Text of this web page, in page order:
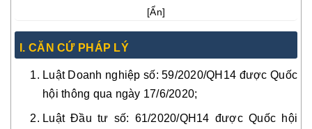
[Ẩn]
I. CĂN CỨ PHÁP LÝ
Luật Doanh nghiệp số: 59/2020/QH14 được Quốc
hội thông qua ngày 17/6/2020;
Luật Đầu tư số: 61/2020/QH14 được Quốc hội